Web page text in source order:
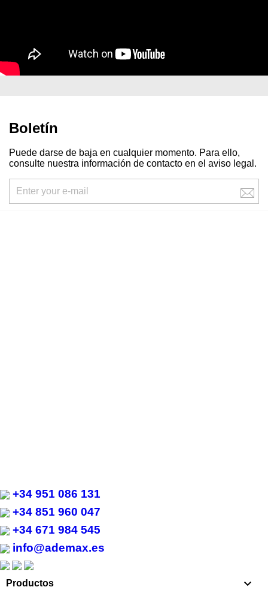
Boletín
Puede darse de baja en cualquier momento. Para ello,
consulte nuestra información de contacto en el aviso legal.
+34 951 086 131
+34 851 960 047
+34 671 984 545
info@ademax.es
Productos 